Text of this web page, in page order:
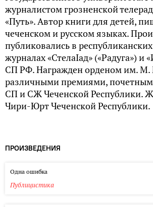
журналистом грозненской
«Путь». Автор книги для детей,
чеченском и русском языках.
публиковались в
журналах «СтелаIад» («Радуга») и
СП РФ. Награжден орденом им. М.
различными премиями,
СП и СЖ Чеченской Республики.
Чири-Юрт Чеченской Республики.
ПРОИЗВЕДЕНИЯ
Одна ошибка
Публицистика